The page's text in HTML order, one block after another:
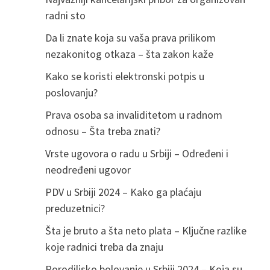
radni sto
Da li znate koja su vaša prava prilikom
nezakonitog otkaza – šta zakon kaže
Kako se koristi elektronski potpis u
poslovanju?
Prava osoba sa invaliditetom u radnom
odnosu – Šta treba znati?
Vrste ugovora o radu u Srbiji – Određeni i
neodređeni ugovor
PDV u Srbiji 2024 – Kako ga plaćaju
preduzetnici?
Šta je bruto a šta neto plata – Ključne razlike
koje radnici treba da znaju